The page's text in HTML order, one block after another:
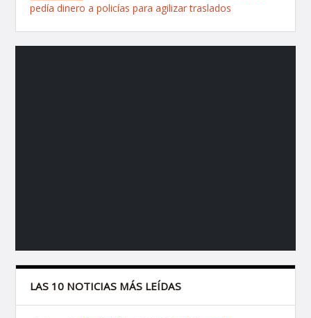
pedía dinero a policías para agilizar traslados
LAS 10 NOTICIAS MÁS LEÍDAS